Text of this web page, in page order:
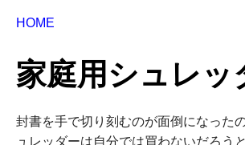
HOME
家庭用シュレッ
封書を手で切り刻むのが面倒になったの
ュレッダーは自分では買わないだろう